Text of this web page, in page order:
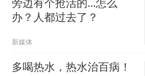
办？人都过去了？
新媒体
多喝热水，热水治百病！